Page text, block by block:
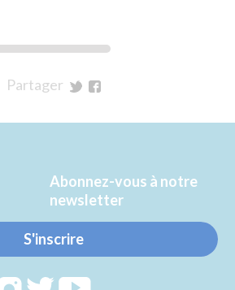
Partager
Twitter
Facebook
Abonnez-vous à notre
newsletter
S'inscrire